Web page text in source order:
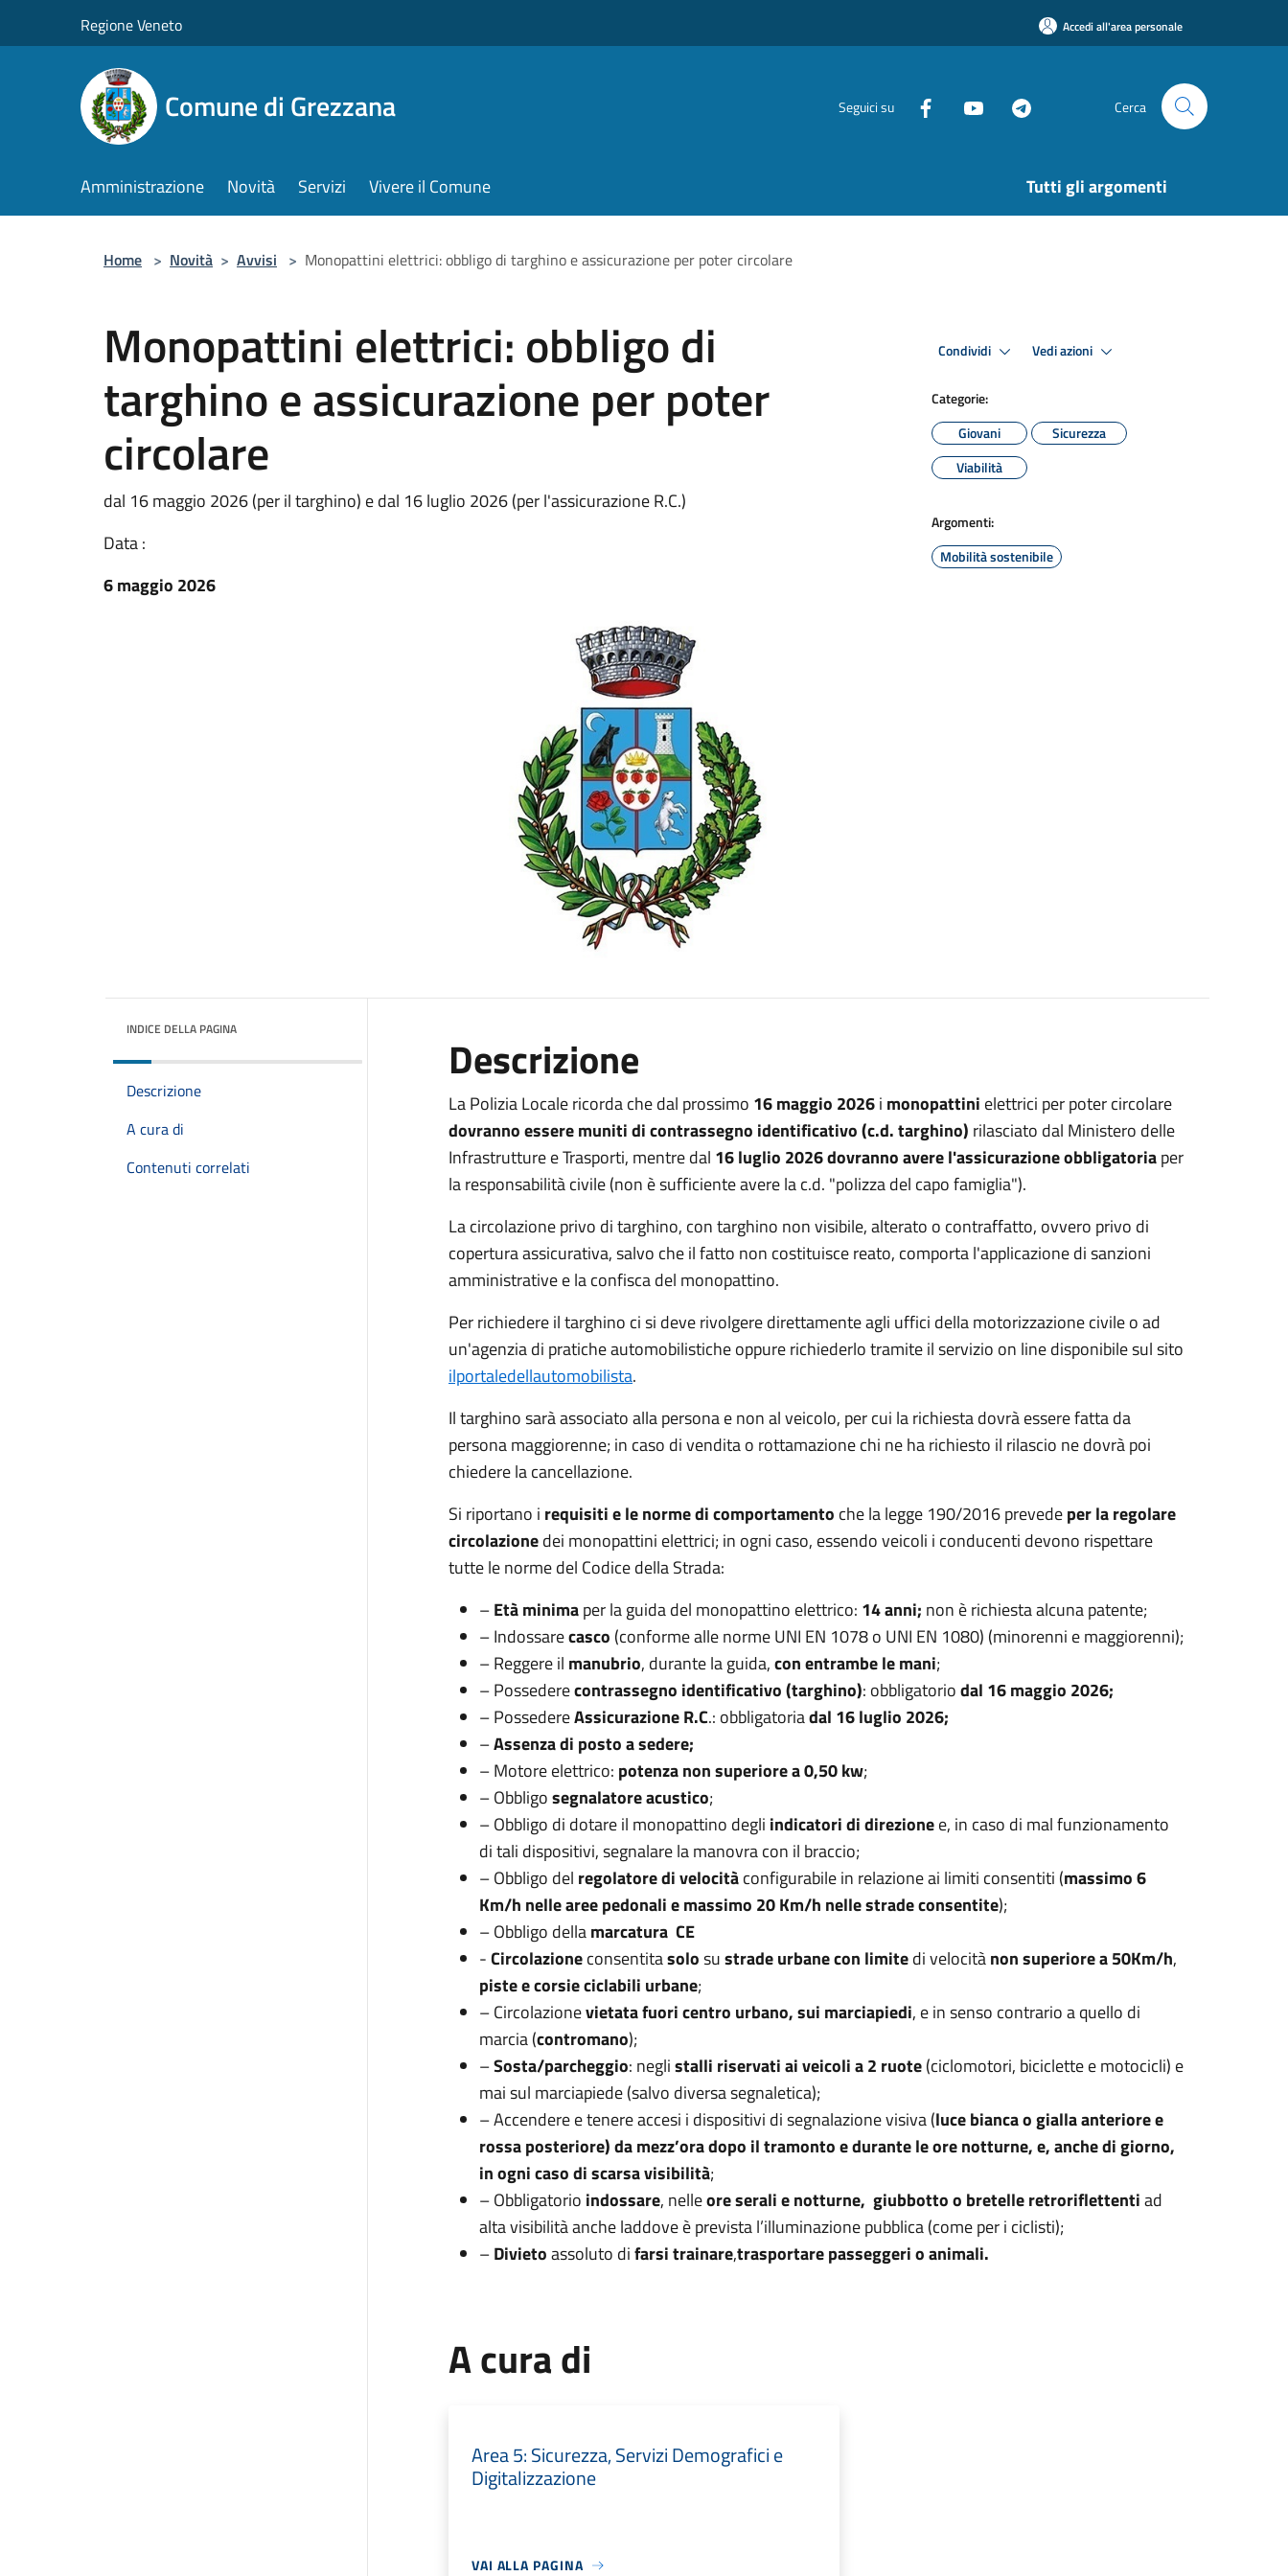
Regione Veneto Accedi all'area personale
Comune di Grezzana Seguici su Cerca
Amministrazione Novità Servizi Vivere il Comune Tutti gli argomenti
Home > Novità > Avvisi > Monopattini elettrici: obbligo di targhino e assicurazione per poter circolare
Monopattini elettrici: obbligo di
targhino e assicurazione per poter
circolare
dal 16 maggio 2026 (per il targhino) e dal 16 luglio 2026 (per l'assicurazione R.C.)
Data :
6 maggio 2026
Condividi Vedi azioni
Categorie:
Giovani
Sicurezza
Viabilità
Argomenti:
Mobilità sostenibile
INDICE DELLA PAGINA
Descrizione
A cura di
Contenuti correlati
Descrizione
La Polizia Locale ricorda che dal prossimo 16 maggio 2026i monopattini elettrici per poter circolare
dovranno essere muniti di contrassegno identificativo (c.d. targhino) rilasciato dal Ministero delle
Infrastrutture e Trasporti, mentre dal 16 luglio 2026 dovranno avere l'assicurazione obbligatoriaper
la responsabilità civile (non è sufficiente avere la c.d. "polizza del capo famiglia").
La circolazione privo di targhino, con targhino non visibile, alterato o contraffatto, ovvero privo di
copertura assicurativa, salvo che il fatto non costituisce reato, comporta l'applicazione di sanzioni
amministrative e la confisca del monopattino.
Per richiedere il targhino ci si deve rivolgere direttamente agli uffici della motorizzazione civile o ad
un'agenzia di pratiche automobilistiche oppure richiederlo tramite il servizio on line disponibile sul sito
ilportaledellautomobilista.
Il targhino sarà associato alla persona e non al veicolo, per cui la richiesta dovrà essere fatta da
persona maggiorenne; in caso di vendita o rottamazione chi ne ha richiesto il rilascio ne dovrà poi
chiedere la cancellazione.
Si riportano i requisiti e le norme di comportamento che la legge 190/2016 prevedeper la regolare
circolazionedei monopattini elettrici; in ogni caso, essendo veicoli i conducenti devono rispettare
tutte le norme del Codice della Strada:
–Età minimaper la guida del monopattino elettrico: 14 anni; non è richiesta alcuna patente;
– Indossarecasco (conforme alle norme UNI EN 1078 o UNI EN 1080) (minorenni e maggiorenni);
– Reggere il manubrio, durante la guida,con entrambe le mani;
– Possederecontrassegno identificativo (targhino): obbligatoriodal 16 maggio 2026;
– PossedereAssicurazione R.C.: obbligatoriadal 16 luglio 2026;
–Assenza di posto a sedere;
– Motore elettrico: potenza non superiore a 0,50 kw;
– Obbligosegnalatore acustico;
– Obbligo di dotare il monopattino degli indicatori di direzionee, in caso di mal funzionamento
di tali dispositivi, segnalare la manovra con il braccio;
– Obbligo del regolatore di velocitàconfigurabile in relazione ai limiti consentiti (massimo 6
Km/h nelle aree pedonali e massimo 20 Km/h nelle strade consentite);
– Obbligo dellamarcatura CE
-Circolazioneconsentitasolosustrade urbanecon limitedi velocitànon superiore a 50Km/h,
piste e corsie ciclabili urbane;
– Circolazionevietata fuori centro urbano, sui marciapiedi, e in senso contrario a quello di
marcia (contromano);
–Sosta/parcheggio: neglistalli riservati ai veicoli a 2 ruote(ciclomotori, biciclette e motocicli) e
mai sul marciapiede (salvo diversa segnaletica);
– Accendere e tenere accesi i dispositivi di segnalazione visiva (luce bianca o gialla anteriore e
rossa posteriore) da mezz’ora dopo il tramonto e durante le ore notturne, e, anche di giorno,
in ogni caso di scarsa visibilità;
– Obbligatorio indossare, nelleore serali e notturne, giubbotto o bretelle retroriflettentiad
alta visibilità anche laddove è prevista l’illuminazione pubblica (come per i ciclisti);
–Divietoassoluto difarsi trainare,trasportare passeggeri o animali.
A cura di
Area 5: Sicurezza, Servizi Demografici e
Digitalizzazione
VAI ALLA PAGINA